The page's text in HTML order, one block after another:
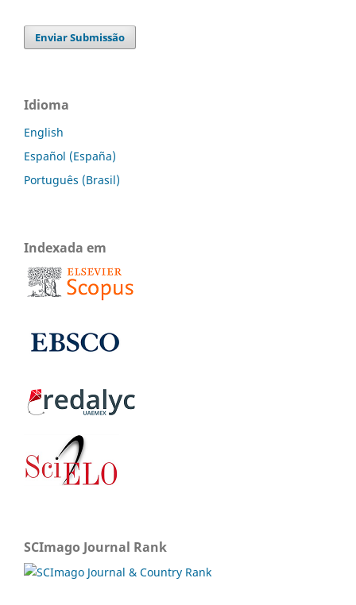
Enviar Submissão
Idioma
English
Español (España)
Português (Brasil)
Indexada em
SCImago Journal Rank